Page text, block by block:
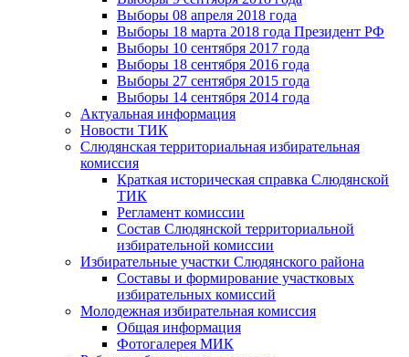
Выборы 08 апреля 2018 года
Выборы 18 марта 2018 года Президент РФ
Выборы 10 сентября 2017 года
Выборы 18 сентября 2016 года
Выборы 27 сентября 2015 года
Выборы 14 сентября 2014 года
Актуальная информация
Новости ТИК
Слюдянская территориальная избирательная
комиссия
Краткая историческая справка Слюдянской
ТИК
Регламент комиссии
Состав Слюдянской территориальной
избирательной комиссии
Избирательные участки Слюдянского района
Составы и формирование участковых
избирательных комиссий
Молодежная избирательная комиссия
Общая информация
Фотогалерея МИК